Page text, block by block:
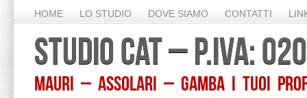
HOME LO STUDIO DOVE SIAMO CONTATTI
STUDIO CAT – P.IVA:
Mauri – Assolari – Gamba I TUOI